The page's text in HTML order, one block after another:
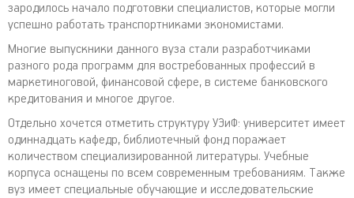
зародилось начало подготовки специалистов, которые могли
успешно работать транспортниками экономистами.
Многие выпускники данного вуза стали разработчиками
разного рода программ для востребованных профессий в
маркетиноговой, финансовой сфере, в системе банковского
кредитования и многое другое.
Отдельно хочется отметить структуру УЭиФ: университет имеет
одиннадцать кафедр, библиотечный фонд поражает
количеством специализированной литературы. Учебные
корпуса оснащены по всем современным требованиям. Также
вуз имеет специальные обучающие и исследовательские